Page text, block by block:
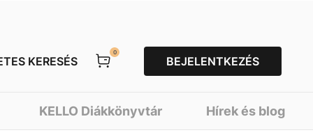
KERESÉS
0
BEJELENTKEZÉS
KELLO Diákkönyvtár Hírek és blog